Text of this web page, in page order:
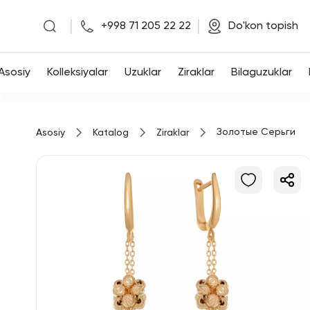
Asosiy
+998 71 205 22 22 Do'kon topish
Kolleksiyalar Uzuklar Ziraklar Bilaguzuklar
Asosiy Katalog Ziraklar Золотые Серьги